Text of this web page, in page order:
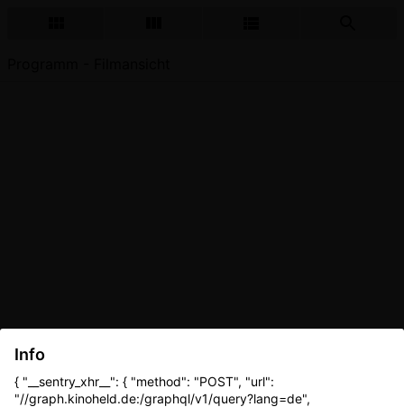
Info
{ "__sentry_xhr__": { "method": "POST", "url":
"//graph.kinoheld.de:/graphql/v1/query?lang=de",